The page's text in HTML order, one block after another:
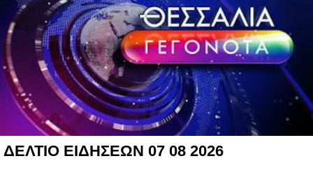
ΔΕΛΤΙΟ ΕΙΔΗΣΕΩΝ 07 08 2026